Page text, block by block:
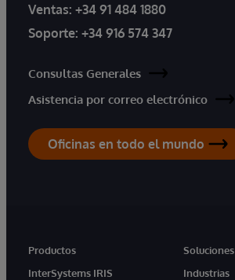
Ventas: +34 91 484 1880
Soporte: +34 916 574 347
Consultas Generales
Asistencia por correo electrónico
Oficinas en todo el mundo
Productos
InterSystems IRIS
Soluciones
Industrias